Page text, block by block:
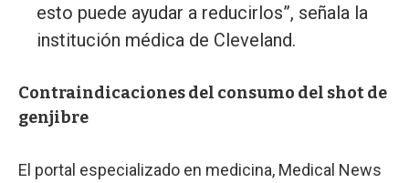
esto puede ayudar a reducirlos”, señala la
institución médica de Cleveland.
Contraindicaciones del consumo del shot de
genjibre
El portal especializado en medicina, Medical News